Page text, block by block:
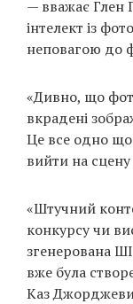
— вважає Глен
інтелект із
неповагою до
«Дивно, що
вкрадені
Це все одно
вийти на
«Штучний
конкурсу чи
згенерована
вже була
Каз